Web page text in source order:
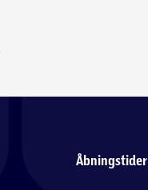
Åbningstider